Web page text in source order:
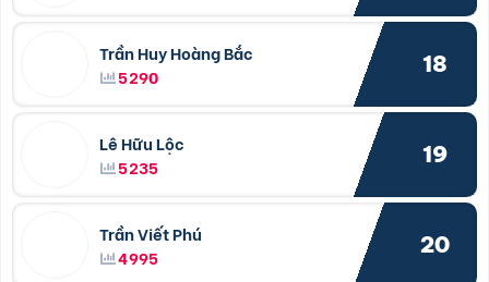
Trần Huy Hoàng Bắc
5290
18
Lê Hữu Lộc
5235
19
Trần Viết Phú
4995
20